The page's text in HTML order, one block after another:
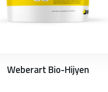
Weberart Bio-Hijyen